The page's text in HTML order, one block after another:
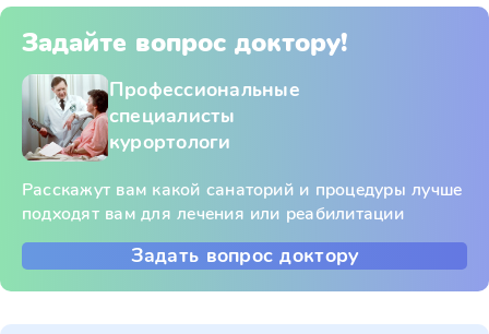
Задайте вопрос доктору!
Профессиональные
специалисты
курортологи
Расскажут вам какой санаторий и процедуры лучше
подходят вам для лечения или реабилитации
Задать вопрос доктору